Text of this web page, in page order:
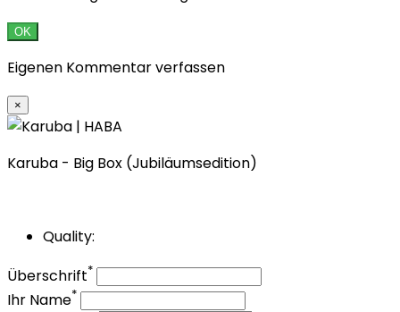
OK
Eigenen Kommentar verfassen
×
Karuba - Big Box (Jubiläumsedition)
Quality:
Überschrift*
Ihr Name*